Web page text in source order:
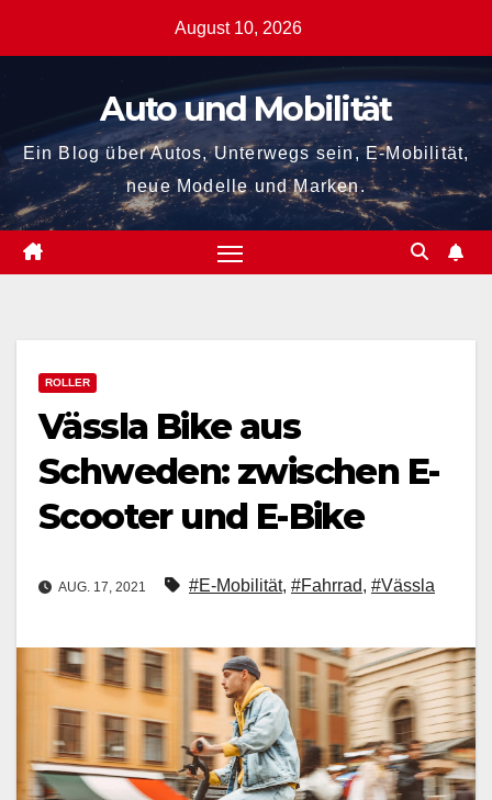
August 10, 2026
Auto und Mobilität
Ein Blog über Autos, Unterwegs sein, E-Mobilität,
neue Modelle und Marken.
ROLLER
Vässla Bike aus
Schweden: zwischen E-
Scooter und E-Bike
AUG. 17, 2021 #E-Mobilität, #Fahrrad, #Vässla